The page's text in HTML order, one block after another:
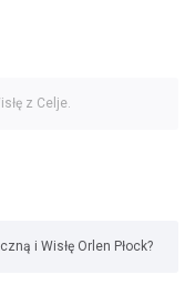
z Celje.
i Wisłę Orlen Płock?